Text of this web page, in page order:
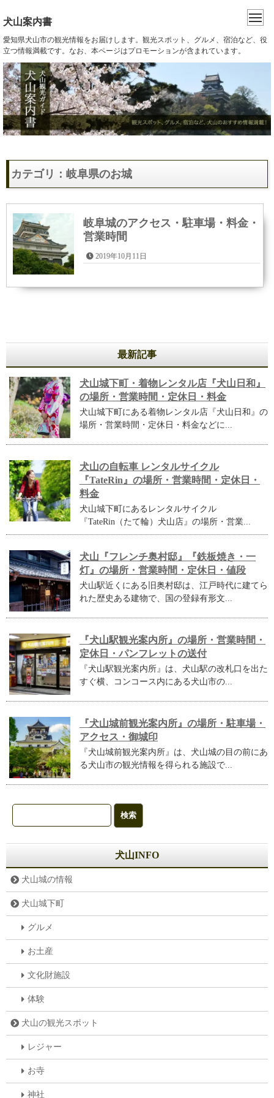
犬山案内書
愛知県犬山市の観光情報をお届けします。観光スポット、グルメ、宿泊など、役
立つ情報満載です。なお、本ページはプロモーションが含まれています。
カテゴリ：岐阜県のお城
岐阜城のアクセス・駐車場・料金・
営業時間
2019年10月11日
最新記事
犬山城下町・着物レンタル店『犬山日和』
の場所・営業時間・定休日・料金
犬山城下町にある着物レンタル店『犬山日和』の
場所・営業時間・定休日・料金などに...
犬山の自転車 レンタルサイクル
『TateRin』の場所・営業時間・定休日・
料金
犬山城下町にあるレンタルサイクル
『TateRin（たて輪）犬山店』の場所・営業...
犬山『フレンチ奥村邸』『鉄板焼き・一
灯』の場所・営業時間・定休日・値段
犬山駅近くにある旧奥村邸は、江戸時代に建てら
れた歴史ある建物で、国の登録有形文...
『犬山駅観光案内所』の場所・営業時間・
定休日・パンフレットの送付
『犬山駅観光案内所』は、犬山駅の改札口を出た
すぐ横、コンコース内にある犬山市の...
『犬山城前観光案内所』の場所・駐車場・
アクセス・御城印
『犬山城前観光案内所』は、犬山城の目の前にあ
る犬山市の観光情報を得られる施設で...
犬山INFO
犬山城の情報
犬山城下町
グルメ
お土産
文化財施設
体験
犬山の観光スポット
レジャー
お寺
神社